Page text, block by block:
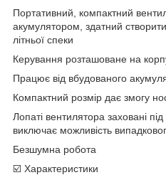
Портативний, компактний
акумулятором, здатний
літньої спеки
Керування розташоване на
Працює від вбудованого
Компактний розмір дає змогу
Лопаті вентилятора заховані
виключає можливість
Безшумна робота
☑️ Характеристики